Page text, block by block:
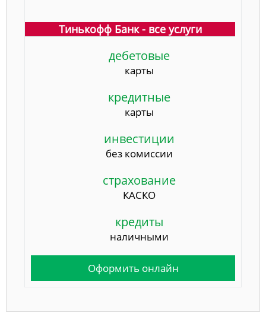
Тинькофф Банк - все услуги
дебетовые
карты
кредитные
карты
инвестиции
без комиссии
страхование
КАСКО
кредиты
наличными
Оформить онлайн